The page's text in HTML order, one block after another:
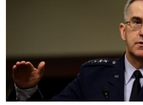
БРИФІНГ ГОЛОСУ АМЕРИКИ
СТУДІЯ ВАШИНГТОН
ВІКНО В АМЕРИКУ
Learning English
МИ В СОЦМЕРЕЖАХ